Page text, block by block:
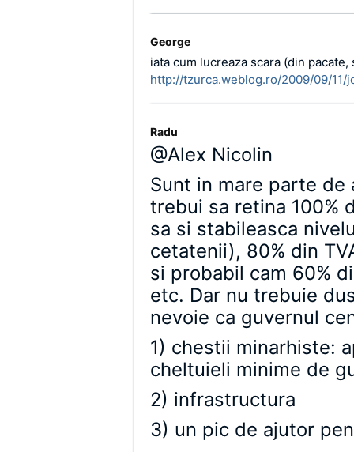
George
iata cum lucreaza scara (din
http://tzurca.weblog.ro/2009/09/11/
Radu
@Alex Nicolin
Sunt in mare parte
trebui sa retina 100%
sa si stabileasca
cetatenii), 80% din
si probabil cam 60%
etc. Dar nu trebuie
nevoie ca guvernul
1) chestii minarhiste:
cheltuieli minime de
2) infrastructura
3) un pic de ajutor